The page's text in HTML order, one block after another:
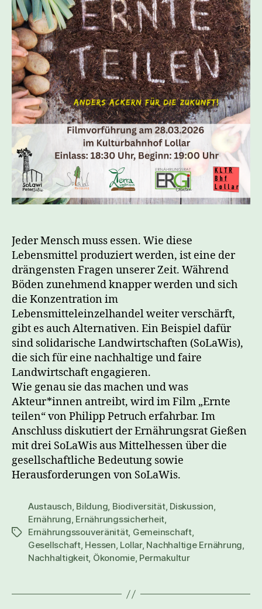
Jeder Mensch muss essen. Wie diese
Lebensmittel produziert werden, ist eine der
drängensten Fragen unserer Zeit. Während
Böden zunehmend knapper werden und sich
die Konzentration im
Lebensmitteleinzelhandel weiter verschärft,
gibt es auch Alternativen. Ein Beispiel dafür
sind solidarische Landwirtschaften (SoLaWis),
die sich für eine nachhaltige und faire
Landwirtschaft engagieren.
Wie genau sie das machen und was
Akteur*innen antreibt, wird im Film „Ernte
teilen“ von Philipp Petruch erfahrbar. Im
Anschluss diskutiert der Ernährungsrat Gießen
mit drei SoLaWis aus Mittelhessen über die
gesellschaftliche Bedeutung sowie
Herausforderungen von SoLaWis.
Schlagwörter
Austausch, Bildung, Biodiversität, Diskussion,
Ernährung, Ernährungssicherheit,
Ernährungssouveränität, Gemeinschaft,
Gesellschaft, Hessen, Lollar, Nachhaltige Ernährung,
Nachhaltigkeit, Ökonomie, Permakultur